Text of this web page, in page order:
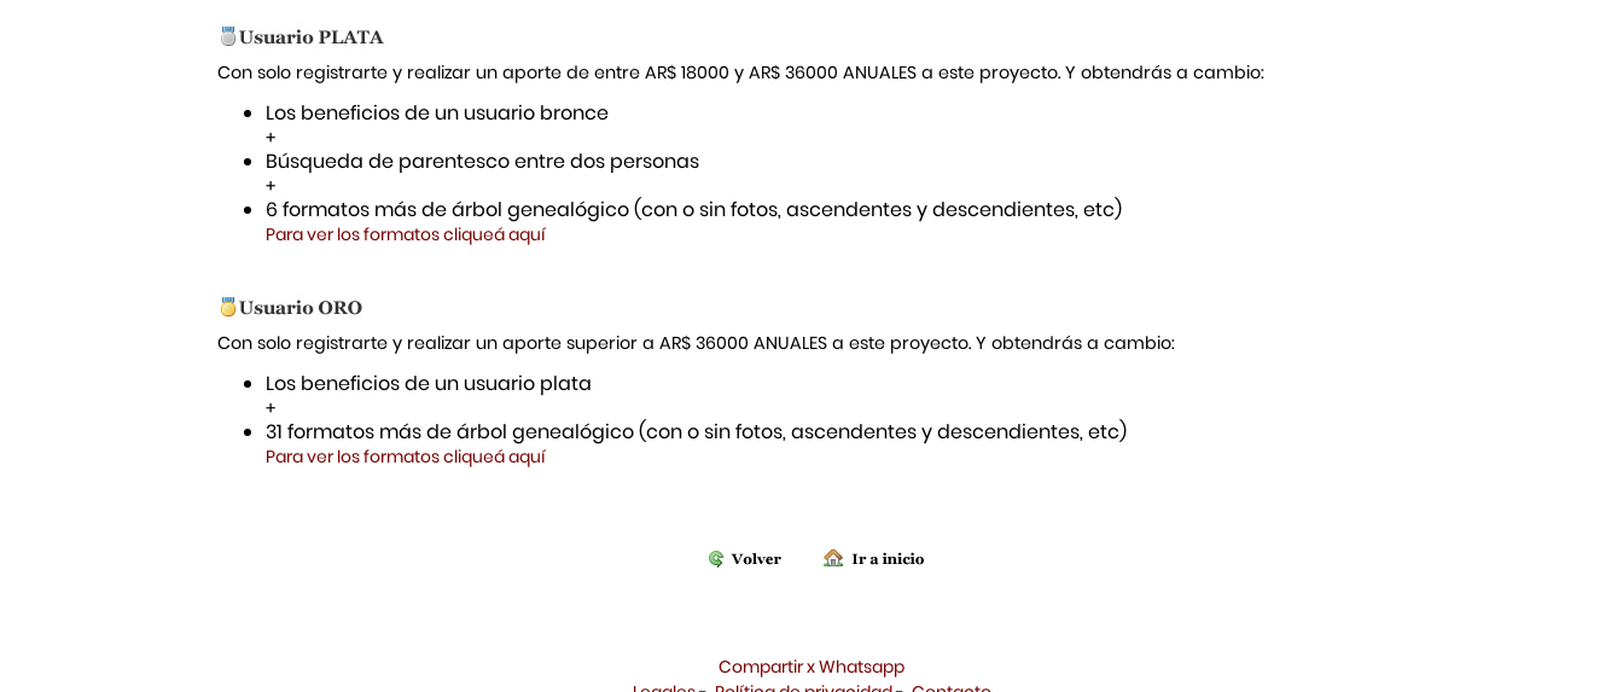
Con solo registrarte y realizar un aporte de entre AR$ 18000 y AR$ 36000 ANUALES a este proyecto. Y obtendrás a cambio:
Los beneficios de un usuario bronce
+
Búsqueda de parentesco entre dos personas
+
6 formatos más de árbol genealógico (con o sin fotos, ascendentes y descendientes, etc)
Para ver los formatos cliqueá aquí
Con solo registrarte y realizar un aporte superior a AR$ 36000 ANUALES a este proyecto. Y obtendrás a cambio:
Los beneficios de un usuario plata
+
31 formatos más de árbol genealógico (con o sin fotos, ascendentes y descendientes, etc)
Para ver los formatos cliqueá aquí
Compartir x Whatsapp